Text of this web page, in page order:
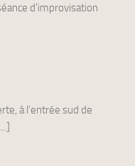
d'improvisation
à l'entrée sud de